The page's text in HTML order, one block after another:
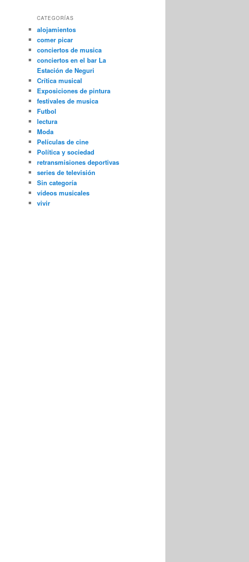
CATEGORÍAS
alojamientos
comer picar
conciertos de musica
conciertos en el bar La
Estación de Neguri
Crítica musical
Exposiciones de pintura
festivales de musica
Futbol
lectura
Moda
Películas de cine
Política y sociedad
retransmisiones deportivas
series de televisión
Sin categoría
vídeos musicales
vivir